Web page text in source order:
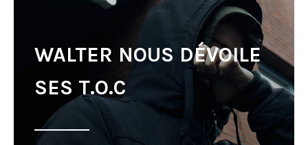
WALTER NOUS DÉVOILE
SES T.O.C